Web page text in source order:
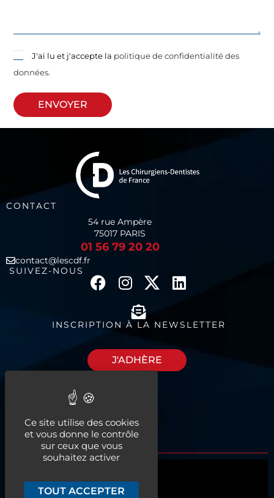
J'ai lu et j'accepte la politique de confidentialité des
données.
ENVOYER
CONTACT
54 rue Ampère
75017 PARIS
01 56 79 20 20
contact@lescdf.fr
SUIVEZ-NOUS
INSCRIPTION À LA NEWSLETTER
J'ADHÈRE
espaces à louer
Ce site utilise des cookies
et vous donne le contrôle
sur ceux que vous
souhaitez activer
TOUT ACCEPTER